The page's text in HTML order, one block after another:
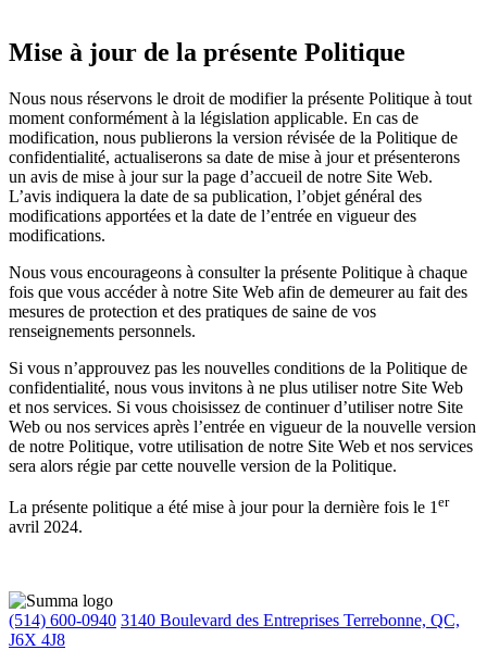
Mise à jour de la présente Politique
Nous nous réservons le droit de modifier la présente Politique à tout
moment conformément à la législation applicable. En cas de
modification, nous publierons la version révisée de la Politique de
confidentialité, actualiserons sa date de mise à jour et présenterons
un avis de mise à jour sur la page d’accueil de notre Site Web.
L’avis indiquera la date de sa publication, l’objet général des
modifications apportées et la date de l’entrée en vigueur des
modifications.
Nous vous encourageons à consulter la présente Politique à chaque
fois que vous accéder à notre Site Web afin de demeurer au fait des
mesures de protection et des pratiques de saine de vos
renseignements personnels.
Si vous n’approuvez pas les nouvelles conditions de la Politique de
confidentialité, nous vous invitons à ne plus utiliser notre Site Web
et nos services. Si vous choisissez de continuer d’utiliser notre Site
Web ou nos services après l’entrée en vigueur de la nouvelle version
de notre Politique, votre utilisation de notre Site Web et nos services
sera alors régie par cette nouvelle version de la Politique.
La présente politique a été mise à jour pour la dernière fois le 1 er
avril 2024.
(514) 600-0940 3140 Boulevard des Entreprises Terrebonne, QC,
J6X 4J8